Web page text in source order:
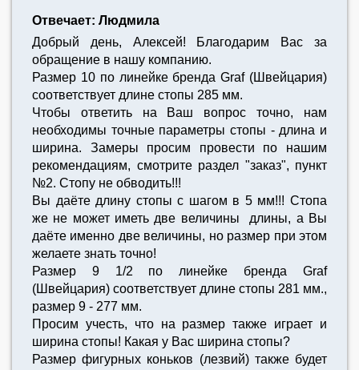
Отвечает: Людмила
Добрый день, Алексей! Благодарим Вас за
обращение в нашу компанию.
Размер 10 по линейке бренда Graf (Швейцария)
соответствует длине стопы 285 мм.
Чтобы ответить на Ваш вопрос точно, нам
необходимы точные параметры стопы - длина и
ширина. Замеры просим провести по нашим
рекомендациям, смотрите раздел "заказ", пункт
№2. Стопу не обводить!!!
Вы даёте длину стопы с шагом в 5 мм!!! Стопа
же не может иметь две величины длины, а Вы
даёте именно две величины, но размер при этом
желаете знать точно!
Размер 9 1/2 по линейке бренда Graf
(Швейцария) соответствует длине стопы 281 мм.,
размер 9 - 277 мм.
Просим учесть, что на размер также играет и
ширина стопы! Какая у Вас ширина стопы?
Размер фигурных коньков (лезвий) также будет